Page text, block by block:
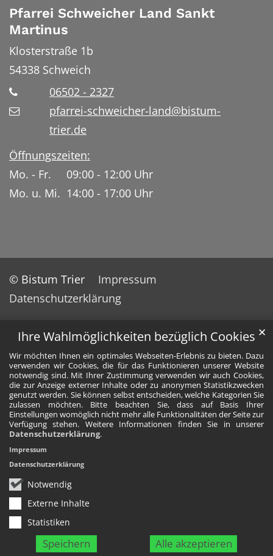
Ihre Wahlmöglichkeiten bezüglich Cookies
Wir möchten Ihnen ein optimales Webseiten-Erlebnis zu bieten. Dazu
verwenden wir Cookies, die für das Funktionieren unserer Website
notwendig sind. Mit Ihrer Zustimmung verwenden wir auch Cookies,
die zur Anzeige externer Inhalte oder zu anonymen Statistikzwecken
genutzt werden. Sie können selbst entscheiden, welche Kategorien Sie
zulassen möchten. Bitte beachten Sie, dass auf Basis Ihrer
Einstellungen womöglich nicht mehr alle Funktionalitäten der Seite zur
Verfügung stehen. Weitere Informationen finden Sie in unserer
Datenschutzerklärung.
Notwendig
Externe Inhalte
Statistiken
Speichern Alle akzeptieren
✕
Impressum
Datenschutzerklärung
Pfarrei Schweicher Land Sankt
Martinus
Klosterstraße 1b
54338 Schweich
06502 - 2327
pfarrei-schweicher-land@bistum-
trier.de
Öffnungszeiten:
Mo. - Fr. 09:00 - 12:00 Uhr
Mo. u. Mi. 14:00 - 17:00 Uhr
© Bistum Trier
Impressum
Datenschutzerklärung